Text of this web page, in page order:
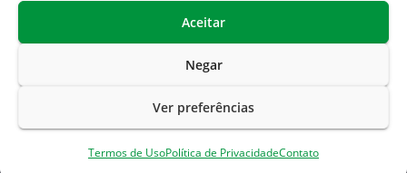
Aceitar
Negar
Ver preferências
Termos de UsoPolítica de PrivacidadeContato
Jornal Italia é uma Marca registrada internacionalmente da We
Communication.
Isenção de Responsabilidade